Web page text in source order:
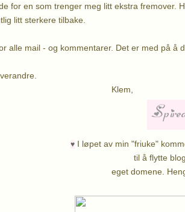
for en som trenger meg litt ekstra fremover.
litt sterkere tilbake.
alle mail - og kommentarer. Det er med på å
på hverandre.
♥ I løpet av min "friuke"
til å flytte
eget domene.